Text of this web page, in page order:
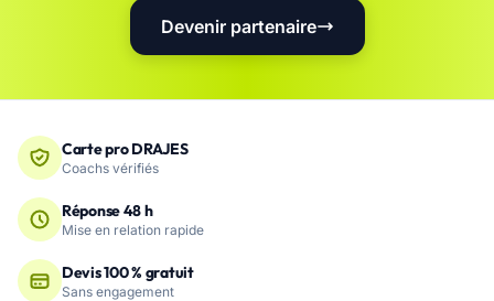
Devenir partenaire
Carte pro DRAJES
Coachs vérifiés
Réponse 48 h
Mise en relation rapide
Devis 100 % gratuit
Sans engagement